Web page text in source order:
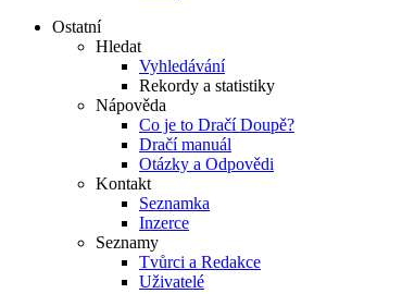
Ostatní
Hledat
Vyhledávání
Rekordy a statistiky
Nápověda
Co je to Dračí Doupě?
Dračí manuál
Otázky a Odpovědi
Kontakt
Seznamka
Inzerce
Seznamy
Tvůrci a Redakce
Uživatelé